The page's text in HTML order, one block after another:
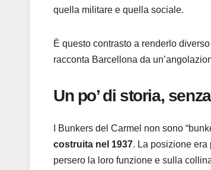
quella militare e quella sociale.
È questo contrasto a renderlo
racconta Barcellona da
Un po’ di storia,
I Bunkers del Carmel non sono
costruita nel 1937. La posizione era
persero la loro funzione e sulla